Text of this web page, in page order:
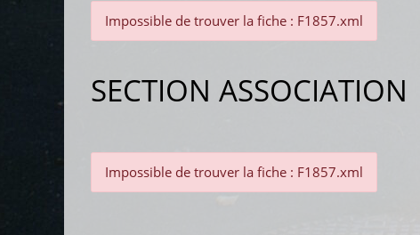
Impossible de trouver la fiche : F1857.xml
SECTION ASSOCIATION
Impossible de trouver la fiche : F1857.xml